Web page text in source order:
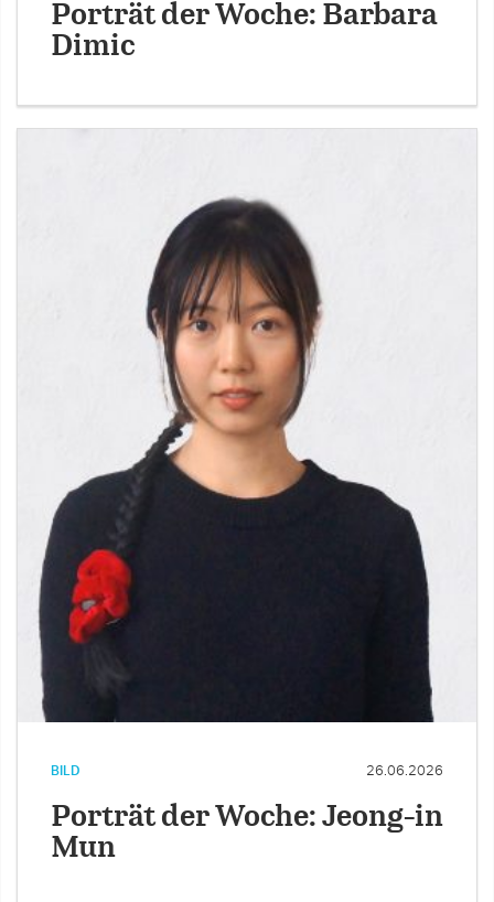
Porträt der Woche: Barbara
Dimic
BILD 26.06.2026
Porträt der Woche: Jeong-in
Mun